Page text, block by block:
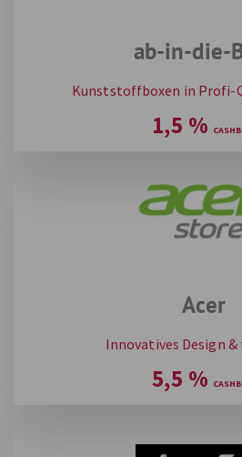
ab-in-die-
Kunststoffboxen in Profi-
1,5 %
Acer
Innovatives Design
5,5 %